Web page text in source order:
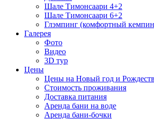
Шале Тимонсаари 4+2
Шале Тимонсаари 6+2
Глэмпинг (комфортный
Галерея
Фото
Видео
3D тур
Цены
Цены на Новый год и
Стоимость проживания
Доставка питания
Аренда бани на воде
Аренда бани-бочки